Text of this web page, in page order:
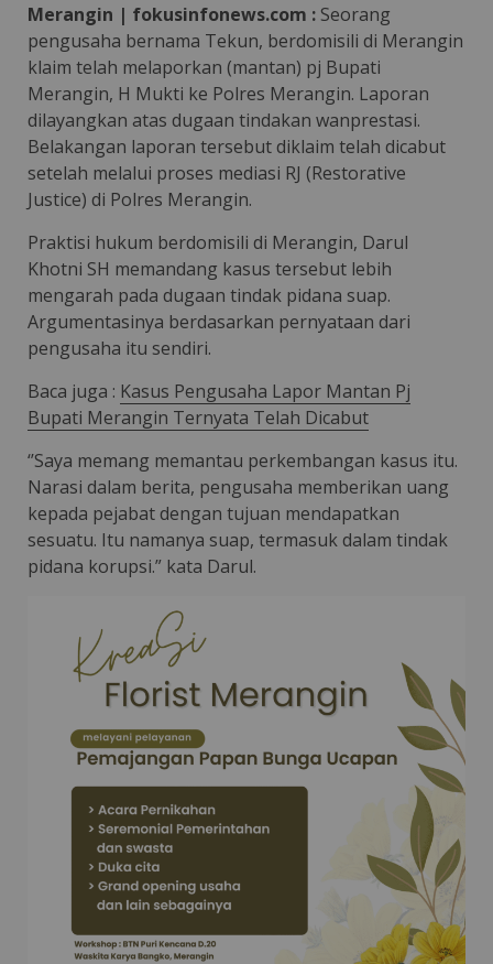
Merangin | fokusinfonews.com : Seorang
pengusaha bernama Tekun, berdomisili di Merangin
klaim telah melaporkan (mantan) pj Bupati
Merangin, H Mukti ke Polres Merangin. Laporan
dilayangkan atas dugaan tindakan wanprestasi.
Belakangan laporan tersebut diklaim telah dicabut
setelah melalui proses mediasi RJ (Restorative
Justice) di Polres Merangin.
Praktisi hukum berdomisili di Merangin, Darul
Khotni SH memandang kasus tersebut lebih
mengarah pada dugaan tindak pidana suap.
Argumentasinya berdasarkan pernyataan dari
pengusaha itu sendiri.
Baca juga : Kasus Pengusaha Lapor Mantan Pj
Bupati Merangin Ternyata Telah Dicabut
‘’Saya memang memantau perkembangan kasus itu.
Narasi dalam berita, pengusaha memberikan uang
kepada pejabat dengan tujuan mendapatkan
sesuatu. Itu namanya suap, termasuk dalam tindak
pidana korupsi.” kata Darul.